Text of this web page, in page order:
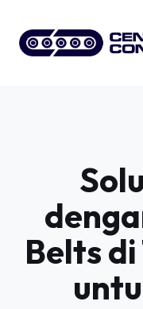
content
Belts